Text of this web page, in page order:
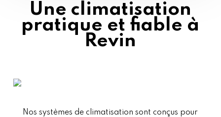
Une climatisation
pratique et fiable à
Revin
Nos systèmes de climatisation sont conçus pour